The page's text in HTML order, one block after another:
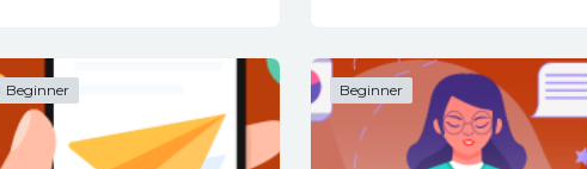
Beginner Beginner